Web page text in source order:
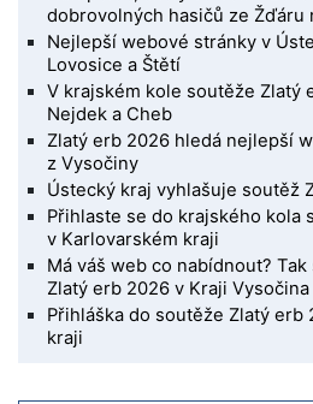
dobrovolných hasičů ze Žďáru
Nejlepší webové stránky v
Lovosice a Štětí
V krajském kole soutěže Zlatý
Nejdek a Cheb
Zlatý erb 2026 hledá nejlepší
z Vysočiny
Ústecký kraj vyhlašuje soutěž
Přihlaste se do krajského kola
v Karlovarském kraji
Má váš web co nabídnout?
Zlatý erb 2026 v Kraji Vysočina
Přihláška do soutěže Zlatý erb
kraji